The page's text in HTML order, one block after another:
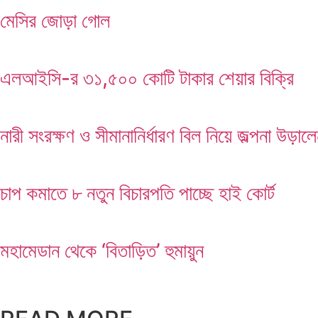
মেসির জোড়া গোল
এলআইসি-র ৩১,৫০০ কোটি টাকার শেয়ার বিক্রি
নারী সংরক্ষণ ও সীমানানির্ধারণ বিল নিয়ে জল্পনা
চাপ কমাতে ৮ নতুন বিচারপতি পাচ্ছে হাই কোর্ট
মহামেডান থেকে ‘বিতাড়িত’ হুমায়ুন